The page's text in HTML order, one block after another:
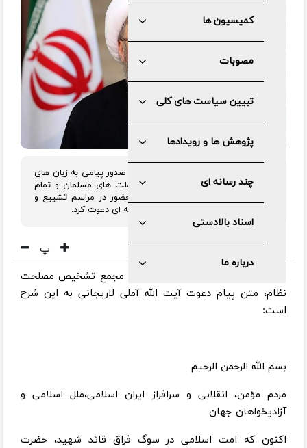
کمیسیون ها
مصوبات
تبیین سیاست های کلی
پژوهش ها و رویدادها
چند رسانه ای
اسناد بالادستی
درباره ما
رئیس مجمع تشخیص مصلحت نظام با صدور پیامی به زبان های
فارسی و عربی از ملت شریف ایران، ملت های مسلمان و تمام
آزادیخواهان و مستضعفان عالم برای حضور در مراسم تشییع و
بدرقه قائد شهید آیت الله العظمی خامنه ای دعوت کرد.
پ
به گزارش مرکز رسانه و روابط عمومی مجمع تشخیص مصلحت
نظام، متن پیام دعوت آیت الله آملی لاریجانی به این شرح
است:
بسم الله الرحمن الرحیم
مردم مؤمن، انقلابی و سرافراز ایران اسلامی،ملل اسلامی و
آزادیخواهان جهان
اکنون که امت اسلامی در سوگ فراق قائد شهید، حضرت